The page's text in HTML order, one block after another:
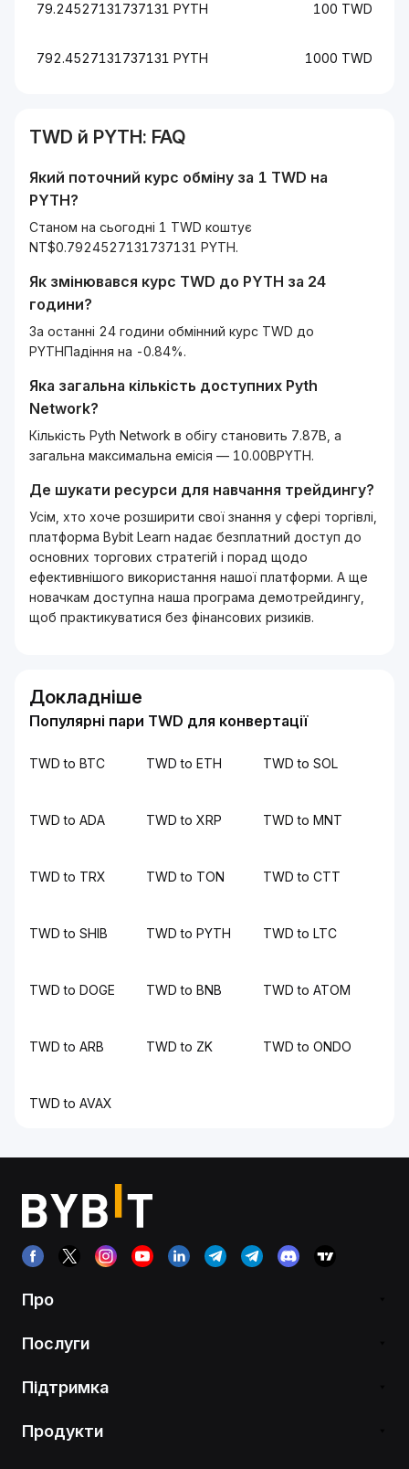
79.24527131737131 PYTH 100 TWD
792.4527131737131 PYTH 1000 TWD
TWD й PYTH: FAQ
Який поточний курс обміну за 1 TWD на
PYTH?
Станом на сьогодні 1 TWD коштує
NT$0.7924527131737131 PYTH.
Як змінювався курс TWD до PYTH за 24
години?
За останні 24 години обмінний курс TWD до
PYTHПадіння на -0.84%.
Яка загальна кількість доступних Pyth
Network?
Кількість Pyth Network в обігу становить 7.87B, а
загальна максимальна емісія — 10.00BPYTH.
Де шукати ресурси для навчання трейдингу?
Усім, хто хоче розширити свої знання у сфері торгівлі,
платформа Bybit Learn надає безплатний доступ до
основних торгових стратегій і порад щодо
ефективнішого використання нашої платформи. А ще
новачкам доступна наша програма демотрейдингу,
щоб практикуватися без фінансових ризиків.
Докладніше
Популярні пари TWD для конвертації
TWD to BTC TWD to ETH TWD to SOL
TWD to ADA TWD to XRP TWD to MNT
TWD to TRX TWD to TON TWD to CTT
TWD to SHIB TWD to PYTH TWD to LTC
TWD to DOGE TWD to BNB TWD to ATOM
TWD to ARB TWD to ZK TWD to ONDO
TWD to AVAX
Про
Послуги
Підтримка
Продукти